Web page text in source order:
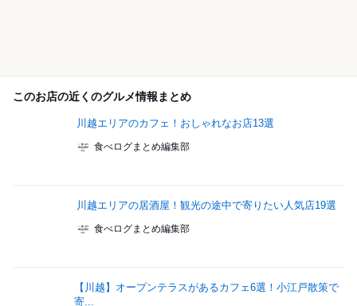
このお店の近くのグルメ情報まとめ
川越エリアのカフェ！おしゃれなお店13選
食べログまとめ編集部
川越エリアの居酒屋！観光の途中で寄りたい人気店19選
食べログまとめ編集部
【川越】オープンテラスがあるカフェ6選！小江戸散策で
寄...